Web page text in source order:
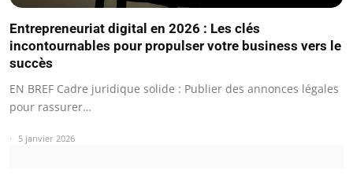
Entrepreneuriat digital en 2026 : Les clés
incontournables pour propulser votre business vers le
succès
EN BREF Cadre juridique solide : Publier des annonces légales
pour rassurer…
5 janvier 2026